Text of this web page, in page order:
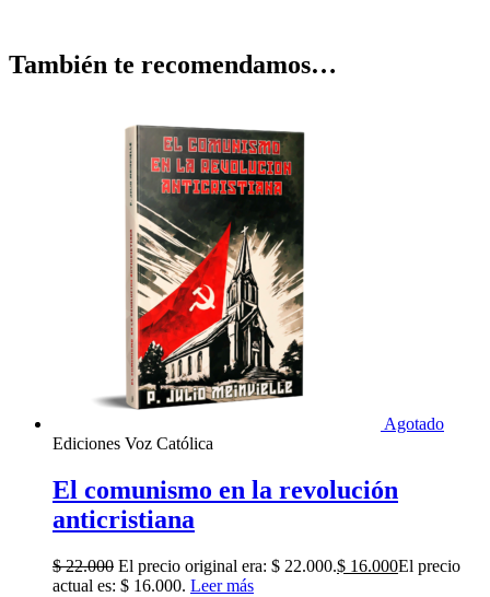
También te recomendamos…
Agotado
Ediciones Voz Católica
El comunismo en la revolución
anticristiana
$22.000 El precio original era: $ 22.000.$ 16.000El precio
actual es: $ 16.000. Leer más